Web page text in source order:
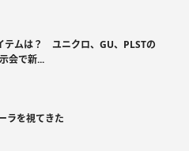
テムは？ ユニクロ、GU、PLSTの
会で新...
ラを視てきた